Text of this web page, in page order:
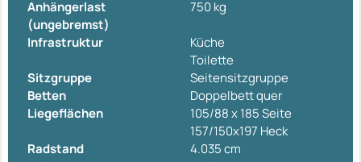
Anhängerlast
(ungebremst)
750 kg
Infrastruktur
Küche
Toilette
Sitzgruppe
Seitensitzgruppe
Betten
Doppelbett quer
Liegeflächen
105/88 x 185 Seite
157/150x197 Heck
Radstand
4.035 cm